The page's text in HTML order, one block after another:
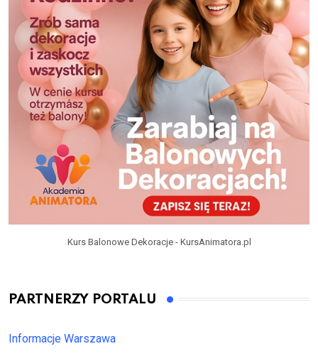
Kurs Balonowe Dekoracje - KursAnimatora.pl
PARTNERZY PORTALU
Informacje Warszawa